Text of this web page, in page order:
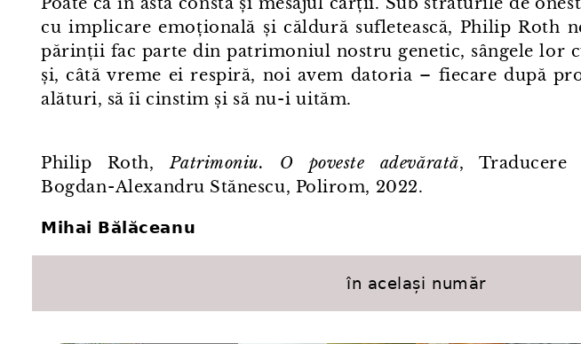
cu implicare emoțională și căldură sufletească, Philip Roth
părinții fac parte din patrimoniul nostru genetic, sângele lor
și, câtă vreme ei respiră, noi avem datoria – fiecare după
alături, să îi cinstim și să nu⁠-⁠i uităm.
Philip Roth,Patrimoniu. O poveste adevărată,
Bogdan⁠-⁠Alexandru Stănescu, Polirom, 2022.
Mihai Bălăceanu
în același număr